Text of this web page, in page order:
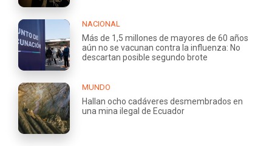
NACIONAL
Más de 1,5 millones de mayores de 60 años
aún no se vacunan contra la influenza: No
descartan posible segundo brote
MUNDO
Hallan ocho cadáveres desmembrados en
una mina ilegal de Ecuador